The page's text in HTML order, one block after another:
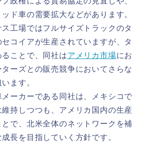
ド車の需要拡大などがあります。
工場ではフルサイズトラックのタ
コイアが生産されていますが、タ
ことで、同社はアメリカ市場にお
ーズとの販売競争においてさらな
ます。
ーカーである同社は、メキシコで
持しつつも、アメリカ国内の生産
で、北米全体のネットワークを補
長を目指していく方針です。